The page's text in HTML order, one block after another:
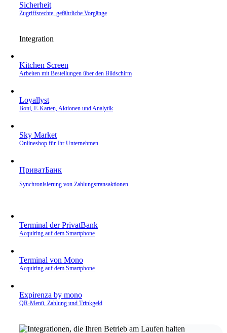
Sicherheit
Zugriffsrechte, gefährliche Vorgänge
Integration
Kitchen Screen
Arbeiten mit Bestellungen über den Bildschirm
Loyallyst
Boni, E‑Karten, Aktionen und Analytik
Sky Market
Onlineshop für Ihr Unternehmen
ПриватБанк
Synchronisierung von Zahlungstransaktionen
Terminal der PrivatBank
Acquiring auf dem Smartphone
Terminal von Mono
Acquiring auf dem Smartphone
Expirenza by mono
QR‑Menü, Zahlung und Trinkgeld